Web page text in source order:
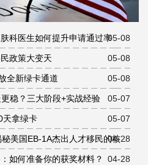
05-08
科医生如何提升申请通过率
05-08
政策大变天
05-08
全新绿卡通道
05-07
稳？三大阶段+实战经验
05-07
天拿绿卡
04-28
美国EB-1A杰出人才移民的核心
04-28
如何准备你的获奖材料？